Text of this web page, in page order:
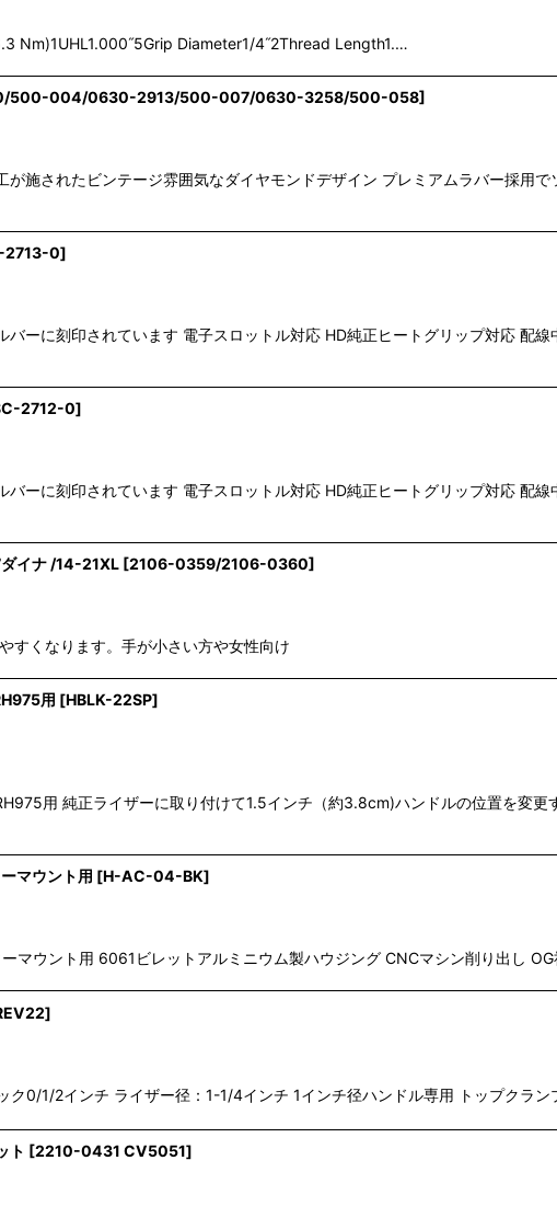
Nm)1UHL1.000˝5Grip Diameter1/4˝2Thread Length1.…
500-004/0630-2913/500-007/0630-3258/500-058]
施されたビンテージ雰囲気なダイヤモンドデザイン プレミアムラバー採用
2713-0]
ーに刻印されています 電子スロットル対応 HD純正ヒートグリップ対応 配
2712-0]
ーに刻印されています 電子スロットル対応 HD純正ヒートグリップ対応 配
イナ /14-21XL [2106-0359/2106-0360]
すくなります。手が小さい方や女性向け
用 [HBLK-22SP]
用 純正ライザーに取り付けて1.5インチ（約3.8cm)ハンドルの位置を変
マウント用 [H-AC-04-BK]
マウント用 6061ビレットアルミニウム製ハウジング CNCマシン削り出し
]
0/1/2インチ ライザー径：1-1/4インチ 1インチ径ハンドル専用 トップクラ
ト [2210-0431 CV5051]